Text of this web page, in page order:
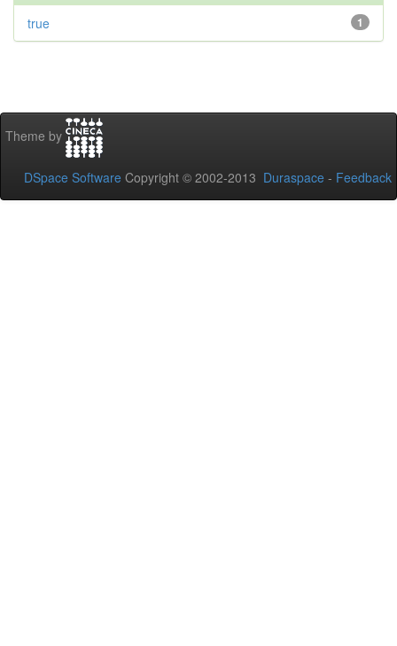
1
true
Theme by
DSpace Software Copyright © 2002-2013 Duraspace - Feedback